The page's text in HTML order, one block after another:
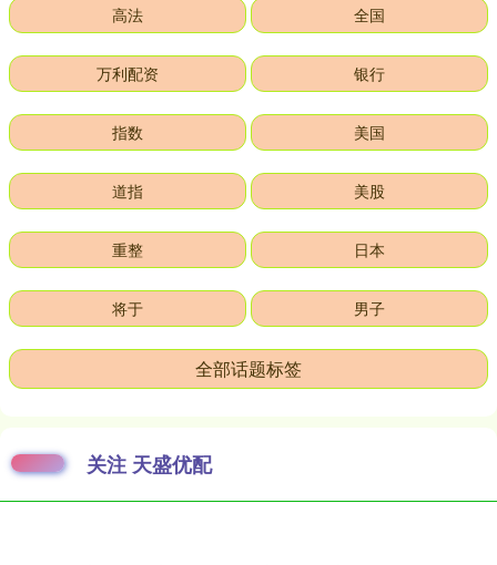
高法 全国
万利配资 银行
指数 美国
道指 美股
重整 日本
将于 男子
全部话题标签
关注 天盛优配